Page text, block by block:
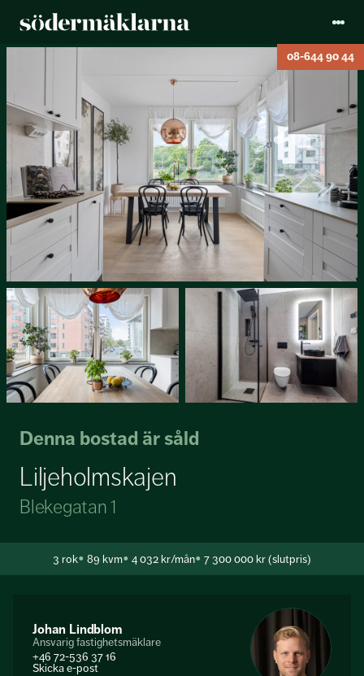
08-644 90 44
Denna bostad är såld
Blekegatan 1
Liljeholmskajen
3 rok 89 kvm 4 032 kr/mån 7 300 000 kr (slutpris)
Johan Lindblom
Ansvarig fastighetsmäklare
+46 72-536 37 16
Skicka e-post